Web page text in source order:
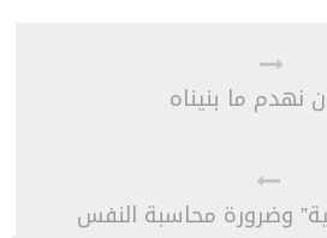
نهدم ما بنيناه
وضرورة محاسبة النفس